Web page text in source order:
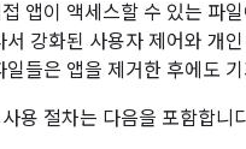
앱이 액세스할 수 있는 파
서 강화된 사용자 제어와 개
일들은 앱을 제거한 후에도
용 절차는 다음을 포함합니